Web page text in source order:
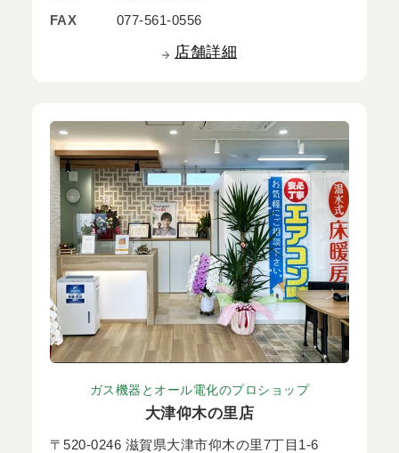
FAX
077-561-0556
店舗詳細
ガス機器とオール電化のプロショップ
大津仰木の里店
〒520-0246 滋賀県大津市仰木の里7丁目1-6